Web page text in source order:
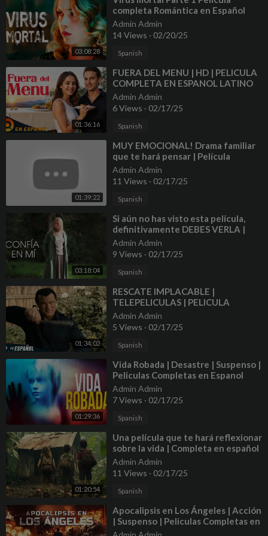
03:08:28
completa Romántica en Español
Latino
Admin Admin
14 Views · 02/20/25
Spanish
01:36:16
⁣FUERA DEL MENU | HD | PELICULA
COMPLETA EN ESPANOL LATINO
Admin Admin
6 Views · 02/17/25
Spanish
01:39:22
⁣MUY EMOCIONAL! Drama familiar
que te hará pensar | Película
Completa 4K
Admin Admin
11 Views · 02/17/25
Spanish
03:18:04
⁣Si aún no has visto esta película,
definitivamente DEBES VERLA |
CONFÍA EN MÍ
Admin Admin
9 Views · 02/17/25
Spanish
01:34:02
⁣RESCATE IMPLACABLE |
TELEPELICULAS | PELICULA
COMPLETA DE ACCION EN
ESPANOL LATINO
Admin Admin
5 Views · 02/17/25
Spanish
01:29:36
⁣Vida Robada | Desastre | Suspenso |
Peliculas Completas en Espanol
Latino
Admin Admin
7 Views · 02/17/25
Spanish
01:20:54
⁣Una película que te hará reflexionar
sobre la vida | Completa en español
Admin Admin
11 Views · 02/17/25
Spanish
⁣Apocalipsis en Los Ángeles | Acción
| Suspenso | Peliculas Completas en
Espanol Latino